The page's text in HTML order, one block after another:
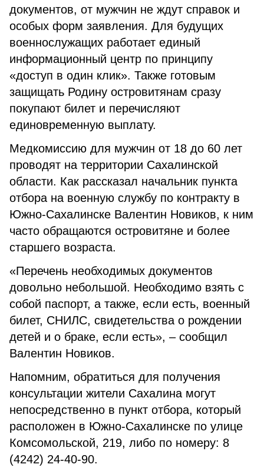
документов, от мужчин не ждут справок и
особых форм заявления. Для будущих
военнослужащих работает единый
информационный центр по принципу
«доступ в один клик». Также готовым
защищать Родину островитянам сразу
покупают билет и перечисляют
единовременную выплату.
Медкомиссию для мужчин от 18 до 60 лет
проводят на территории Сахалинской
области. Как рассказал начальник пункта
отбора на военную службу по контракту в
Южно-Сахалинске Валентин Новиков, к ним
часто обращаются островитяне и более
старшего возраста.
«Перечень необходимых документов
довольно небольшой. Необходимо взять с
собой паспорт, а также, если есть, военный
билет, СНИЛС, свидетельства о рождении
детей и о браке, если есть», – сообщил
Валентин Новиков.
Напомним, обратиться для получения
консультации жители Сахалина могут
непосредственно в пункт отбора, который
расположен в Южно-Сахалинске по улице
Комсомольской, 219, либо по номеру: 8
(4242) 24-40-90.